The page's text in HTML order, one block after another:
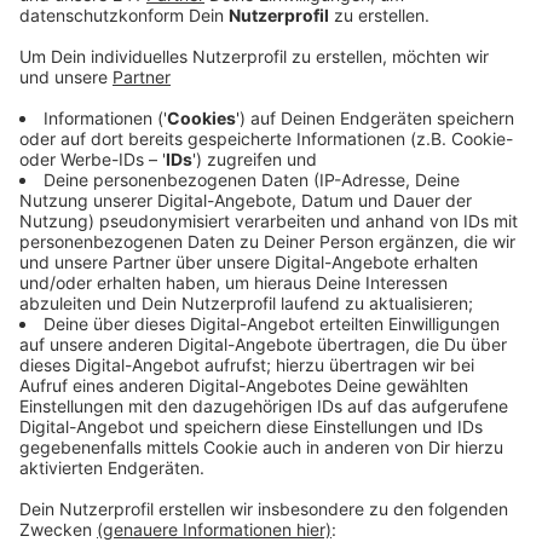
Anzeige
Keine große Party in der Kölner Altstadt. Keine Bilder,
wie sich die Jecken in den Armen liegen zusammen
den Karneval feiern. Aus Sicherheitsgründen, die
Gesundheit der Menschen stehe an erster Stelle. Das
sagte uns Ralf Schlegelmilch, Präsident der Willi-
Ostermann-Gesellschaft und Organisator. So wird die
Sessionseröffnung nebenan auf dem Ostermannplatz
stattfinden – ohne Zuschauer und in kleiner Runde. An
Bedeutung werde der Tag aber nicht verlieren, so
Schlegelmilch weiter. Dieser Weg jetzt sei allemal
besser als ein kompletter Ausfall.
Anzeige